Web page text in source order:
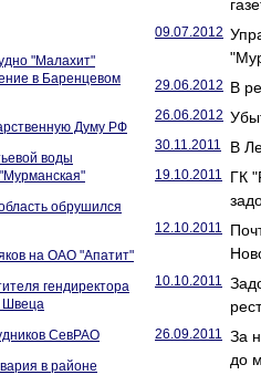
"Малахит"
в Баренцевом
Думу РФ
воды
обрушился
на ОАО "Апатит"
гендиректора
Швеца
СевРАО
в районе
09.07.2012
29.06.2012 В
26.06.2012
30.11.2011 В
19.10.2011
ГК
12.10.2011
10.10.2011
26.09.2011 За
до